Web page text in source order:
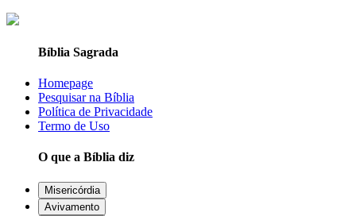
Bíblia Sagrada
Homepage
Pesquisar na Bíblia
Política de Privacidade
Termo de Uso
O que a Bíblia diz
Misericórdia
Avivamento